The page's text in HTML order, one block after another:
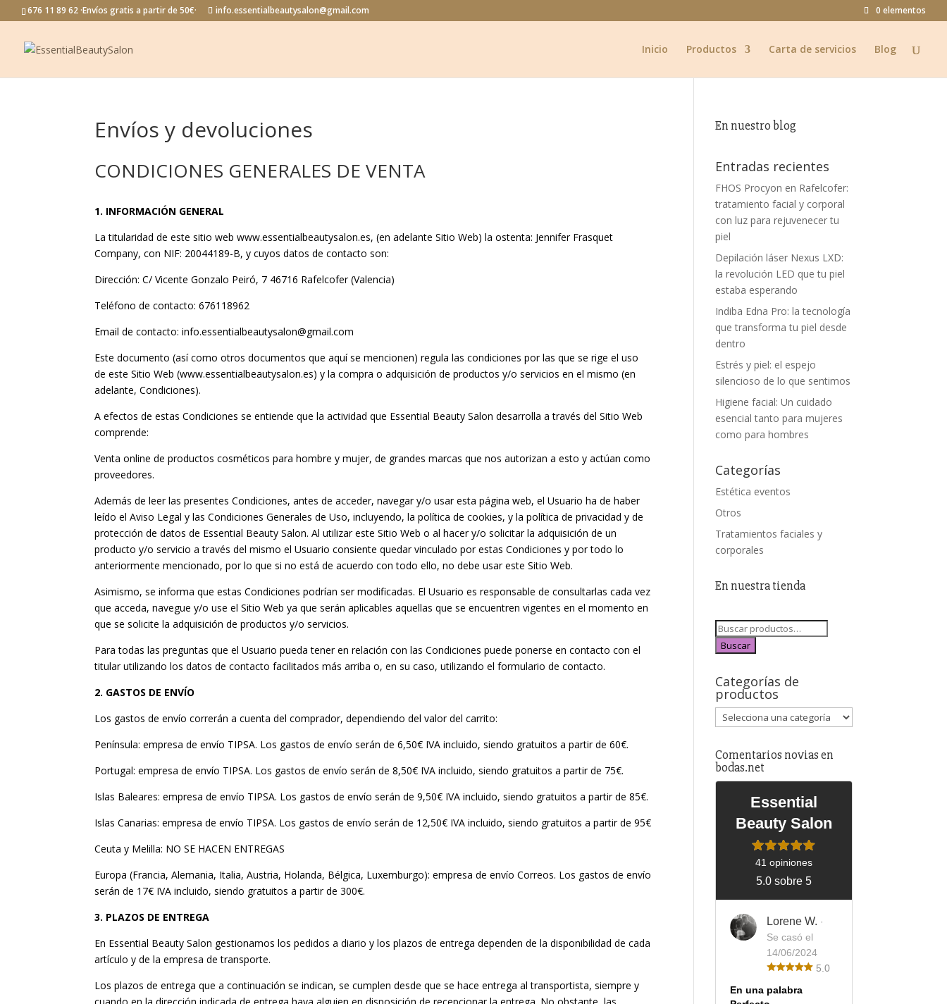
676 11 89 62 ·Envíos gratis a partir de 50€· info.essentialbeautysalon@gmail.com 0 elementos
Inicio Productos Carta de servicios Blog
Envíos y devoluciones
CONDICIONES GENERALES DE VENTA
1. INFORMACIÓN GENERAL
La titularidad de este sitio webwww.essentialbeautysalon.es, (en adelante Sitio Web) la ostenta: Jennifer Frasquet
Company, con NIF: 20044189-B, y cuyos datos de contacto son:
Dirección:C/ Vicente Gonzalo Peiró, 7 46716 Rafelcofer (Valencia)
Teléfono de contacto:676118962
Email de contacto:info.essentialbeautysalon@gmail.com
Este documento (así como otros documentos que aquí se mencionen) regula las condiciones por las que se rige el uso
de este Sitio Web (www.essentialbeautysalon.es) y la compra o adquisición de productos y/o servicios en el mismo (en
adelante, Condiciones).
A efectos de estas Condiciones se entiende que la actividad que Essential Beauty Salon desarrolla a través del Sitio Web
comprende:
Venta online de productos cosméticos para hombre y mujer, de grandes marcas que nos autorizan a esto y actúan como
proveedores.
Además de leer las presentes Condiciones, antes de acceder, navegar y/o usar esta página web, el Usuario ha de haber
leído el Aviso Legal y las Condiciones Generales de Uso, incluyendo, la política de cookies, y la política de privacidad y de
protección de datos de Essential Beauty Salon. Al utilizar este Sitio Web o al hacer y/o solicitar la adquisición de un
producto y/o servicio a través del mismo el Usuario consiente quedar vinculado por estas Condiciones y por todo lo
anteriormente mencionado, por lo que si no está de acuerdo con todo ello, no debe usar este Sitio Web.
Asimismo, se informa que estas Condiciones podrían ser modificadas. El Usuario es responsable de consultarlas cada vez
que acceda, navegue y/o use el Sitio Web ya que serán aplicables aquellas que se encuentren vigentes en el momento en
que se solicite la adquisición de productos y/o servicios.
Para todas las preguntas que el Usuario pueda tener en relación con las Condiciones puede ponerse en contacto con el
titular utilizando los datos de contacto facilitados más arriba o, en su caso, utilizando el formulario de contacto.
2. GASTOS DE ENVÍO
Los gastos de envío correrán a cuenta del comprador, dependiendo del valor del carrito:
Península: empresa de envío TIPSA. Los gastos de envío serán de 6,50€ IVA incluido, siendo gratuitos a partir de 60€.
Portugal: empresa de envío TIPSA. Los gastos de envío serán de 8,50€ IVA incluido, siendo gratuitos a partir de 75€.
Islas Baleares: empresa de envío TIPSA. Los gastos de envío serán de 9,50€ IVA incluido, siendo gratuitos a partir de 85€.
Islas Canarias: empresa de envío TIPSA. Los gastos de envío serán de 12,50€ IVA incluido, siendo gratuitos a partir de 95€
Ceuta y Melilla: NO SE HACEN ENTREGAS
Europa (Francia, Alemania, Italia, Austria, Holanda, Bélgica, Luxemburgo): empresa de envío Correos. Los gastos de envío
serán de 17€ IVA incluido, siendo gratuitos a partir de 300€.
3. PLAZOS DE ENTREGA
En Essential Beauty Salon gestionamos los pedidos a diario y los plazos de entrega dependen de la disponibilidad de cada
artículo y de la empresa de transporte.
Los plazos de entrega que a continuación se indican, se cumplen desde que se hace entrega al transportista, siempre y
En nuestro blog
Entradas recientes
FHOS Procyon en Rafelcofer:
tratamiento facial y corporal
con luz para rejuvenecer tu
piel
Depilación láser Nexus LXD:
la revolución LED que tu piel
estaba esperando
Indiba Edna Pro: la tecnología
que transforma tu piel desde
dentro
Estrés y piel: el espejo
silencioso de lo que sentimos
Higiene facial: Un cuidado
esencial tanto para mujeres
como para hombres
Categorías
Estética eventos
Otros
Tratamientos faciales y
corporales
En nuestra tienda
Buscar
Categorías de
productos
Comentarios novias en
bodas.net
Essential
Beauty Salon
41 opiniones
5.0 sobre 5
Lorene W. ·
Se casó el
14/06/2024
5.0
En una palabra